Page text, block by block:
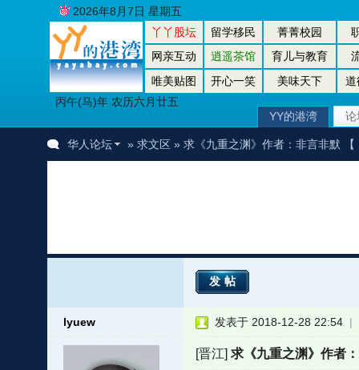
丫丫股坛 留学移民 菁菁校园
网亲互动
逍遥茶馆 育儿与教育
唯美贴图
开心一笑 美味天下
道
丙午(马)年 农历六月廿五
2026年8月7日 星期五
YY的港湾 论
华人论坛 » 求文区» 求《九重之渊》作者：非言非默
发帖
lyuew 发表于 2018-12-28 22:54 |
者
[晋江]求《九重之渊》作者